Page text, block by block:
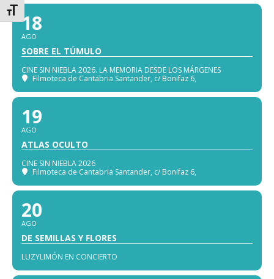
Alternar tamaño de letra
18
AGO
SOBRE EL TÚMULO
CINE SIN NIEBLA 2026. LA MEMORIA DESDE LOS MÁRGENES
Filmoteca de Cantabria Santander, c/ Bonifaz 6,
19
AGO
ATLAS OCULTO
CINE SIN NIEBLA 2026
Filmoteca de Cantabria Santander, c/ Bonifaz 6,
20
AGO
DE SEMILLAS Y FLORES
LUZYLIMÓN EN CONCIERTO